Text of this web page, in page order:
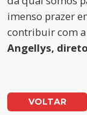
imenso prazer
contribuir com a
Angellys,
VOLTAR